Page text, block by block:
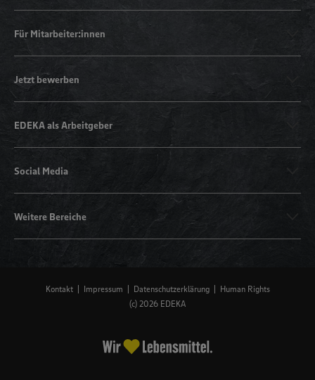
Für Mitarbeiter:innen
Jetzt bewerben
EDEKA als Arbeitgeber
Social Media
Weitere Bereiche
Kontakt Impressum Datenschutzerklärung
Human Rights
(c) 2026 EDEKA